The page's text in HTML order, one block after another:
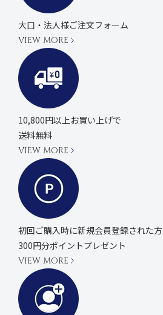
大口・法人様ご注文フォーム
VIEW MORE
10,800円以上お買い上げで
送料無料
VIEW MORE
初回ご購入時に新規会員登録された方
300円分ポイントプレゼント
VIEW MORE